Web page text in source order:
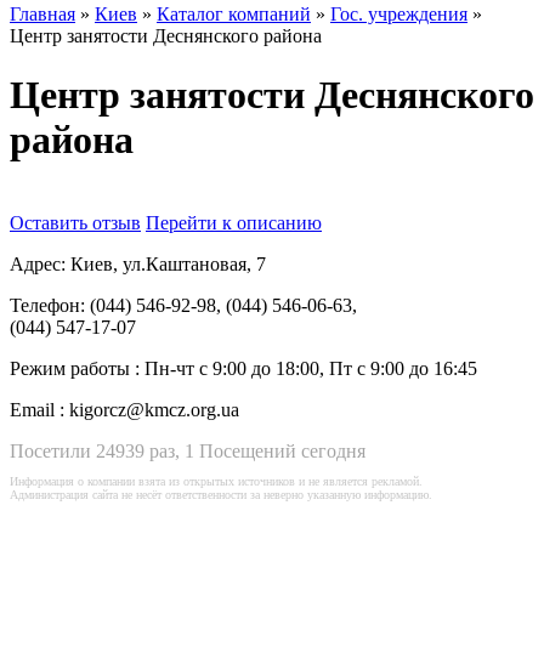
Главная » Киев » Каталог компаний » Гос. учреждения »
Центр занятости Деснянского района
Центр занятости Деснянского
района
Оставить отзыв Перейти к описанию
Адрес: Киев, ул.Каштановая, 7
Телефон: (044) 546-92-98, (044) 546-06-63,
(044) 547-17-07
Режим работы : Пн-чт с 9:00 до 18:00, Пт с 9:00 до 16:45
Email : kigorcz@kmcz.org.ua
Посетили 24939 раз, 1 Посещений сегодня
Информация о компании взята из открытых источников и не является рекламой.
Администрация сайта не несёт ответственности за неверно указанную информацию.